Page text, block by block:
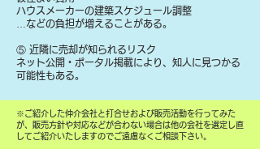
ハウスメーカーの建築スケジュール調整
…などの負担が増えることがある。
⑤ 近隣に売却が知られるリスク
ネット公開・ポータル掲載により、知人に見つかる
可能性もある。
​※ご紹介した仲介会社と打合せおよび販売活動を行ってみた
が、販売方針や対応などが合わない場合は他の会社を選定し直
してご紹介いたしますのでご遠慮なくご相談下さい。